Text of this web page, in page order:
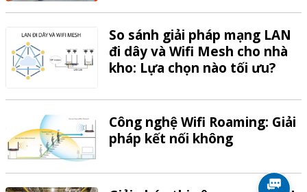
So sánh giải pháp mạng LAN
đi dây và Wifi Mesh cho nhà
kho: Lựa chọn nào tối ưu?
Công nghệ Wifi Roaming: Giải
pháp kết nối không